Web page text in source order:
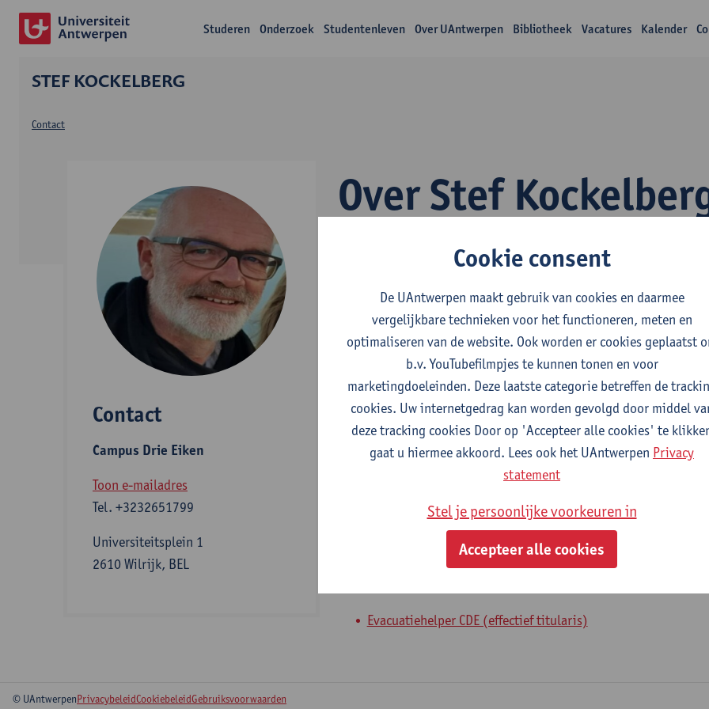
Studeren Onderzoek Studentenleven Over UAntwerpen Bibliotheek Vacatures Kalender
STEF KOCKELBERG
Over Stef
Contact
Contact
Campus Drie Eiken
Toon e-mailadres
Tel. +3232651799
Universiteitsplein 1
2610 Wilrijk, BEL
Afdeling
Departement Diergeneeskundige Wetenschappen
Statuut & functies
Admin. & techn. personeel
Interne mandaten
Evacuatiehelper CDE (effectief titularis)
© UAntwerpenPrivacybeleidCookiebeleidGebruiksvoorwaarden
Cookie consent
De UAntwerpen maakt gebruik van cookies en daarmee
vergelijkbare technieken voor het functioneren, meten en
optimaliseren van de website. Ook worden er cookies geplaatst
b.v. YouTubefilmpjes te kunnen tonen en voor
marketingdoeleinden. Deze laatste categorie betreffen de
cookies. Uw internetgedrag kan worden gevolgd door middel
deze tracking cookies Door op 'Accepteer alle cookies' te
gaat u hiermee akkoord. Lees ook het UAntwerpen Privacy
statement
Stel je persoonlijke voorkeuren in
Accepteer alle cookies